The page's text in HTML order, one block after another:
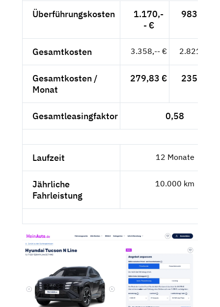
Überführungskosten
1.170,-
- €
983,19 €
Gesamtkosten 3.358,-- € 2.821,85 €
Gesamtkosten /
Monat
279,83 € 235,15 €
Gesamtleasingfaktor 0,58
Laufzeit 12 Monate
Jährliche
Fahrleistung
10.000 km